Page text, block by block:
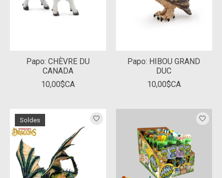
Papo: CHÈVRE DU
CANADA
10,00$CA
Papo: HIBOU GRAND
DUC
10,00$CA
Soldes